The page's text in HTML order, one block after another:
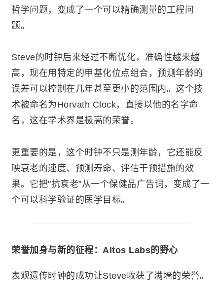
哲学问题，变成了一个可以精确测量的工程问
题。
Steve的时钟后来经过不断优化，准确性越来越
高，现在用特定的甲基化位点组合，预测年龄的
误差可以控制在几年甚至更小的范围内。这个技
术被命名为Horvath Clock，直接以他的名字命
名，这在学术界是极高的荣誉。
更重要的是，这个时钟不只是测年龄，它还能反
映衰老的速度、预测寿命、评估干预措施的效
果。它把"抗衰老"从一个保健品广告词，变成了一
个可以科学验证的医学目标。
荣誉加身与新的征程：Altos Labs的野心
表观遗传时钟的成功让Steve收获了满墙的荣誉。